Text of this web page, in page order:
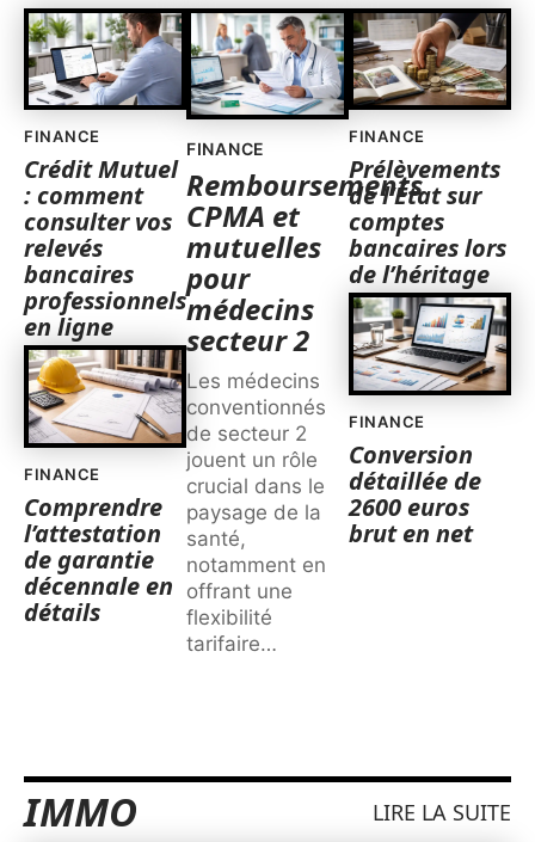
FINANCE
Crédit Mutuel
: comment
consulter vos
relevés
bancaires
professionnels
en ligne
FINANCE
Comprendre
l’attestation
de garantie
décennale en
détails
FINANCE
Remboursements
CPMA et
mutuelles
pour
médecins
secteur 2
Les médecins
conventionnés
de secteur 2
jouent un rôle
crucial dans le
paysage de la
santé,
notamment en
offrant une
flexibilité
tarifaire…
FINANCE
Prélèvements
de l’État sur
comptes
bancaires lors
de l’héritage
FINANCE
Conversion
détaillée de
2600 euros
brut en net
IMMO LIRE LA SUITE